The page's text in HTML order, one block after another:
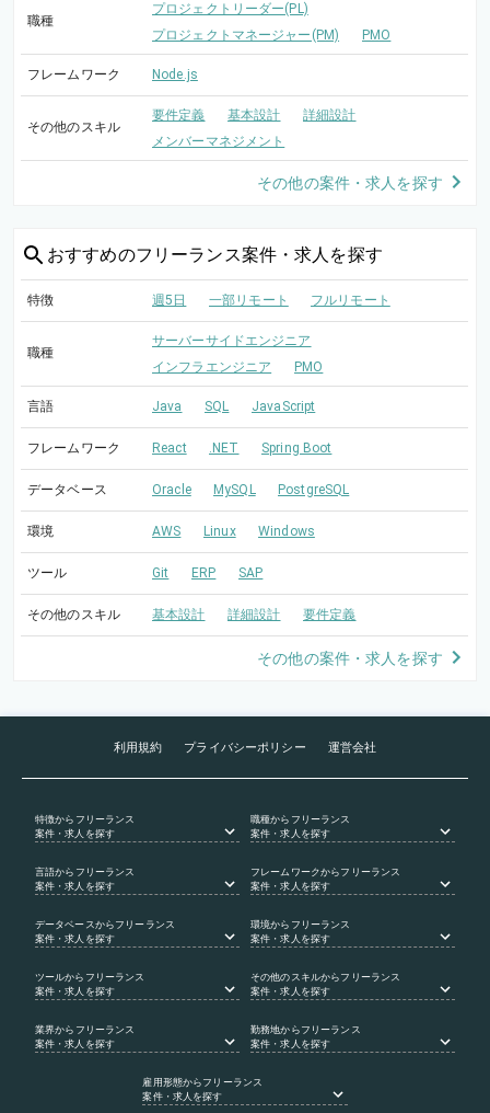
職種
プロジェクトリーダー(PL)
プロジェクトマネージャー(PM)
PMO
フレームワーク Node.js
その他のスキル
要件定義 基本設計
詳細設計
メンバーマネジメント
その他の案件・求人を探す
おすすめのフリーランス案件・求人を探す
特徴 週5日 一部リモート フルリモート
職種
サーバーサイドエンジニア
インフラエンジニア
PMO
言語 Java SQL JavaScript
フレームワーク React .NET Spring Boot
データベース Oracle MySQL PostgreSQL
環境 AWS Linux Windows
ツール Git ERP SAP
その他のスキル 基本設計 詳細設計 要件定義
その他の案件・求人を探す
利用規約 プライバシーポリシー 運営会社
特徴からフリーランス
案件・求人を探す
職種からフリーランス
案件・求人を探す
言語からフリーランス
案件・求人を探す
フレームワークからフリーランス
案件・求人を探す
データベース からフリーランス
案件・求人を探す
環境からフリーランス
案件・求人を探す
ツールからフリーランス
案件・求人を探す
その他のスキルからフリーランス
案件・求人を探す
業界からフリーランス
案件・求人を探す
勤務地からフリーランス
案件・求人を探す
雇用形態からフリーランス
案件・求人を探す